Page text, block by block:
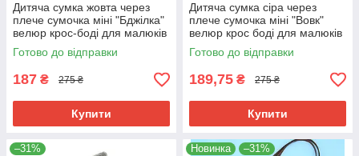
Дитяча сумка жовта через
плече сумочка міні "Бджілка"
велюр крос-боді для малюків
унісекс для телефона
Готово до відправки
187 ₴ 275 ₴
Купити
Дитяча сумка сіра через
плече сумочка міні "Вовк"
велюр крос боді для малюків
унісекс для телефону
Готово до відправки
189,75 ₴ 275 ₴
Купити
–31% Новинка –31%